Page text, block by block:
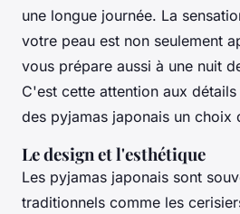
une longue journée. La
votre peau est non seulement
vous prépare aussi à une nuit
C'est cette attention aux
des pyjamas japonais un choix
Le design et l'esthétique
Les pyjamas japonais sont
traditionnels comme les